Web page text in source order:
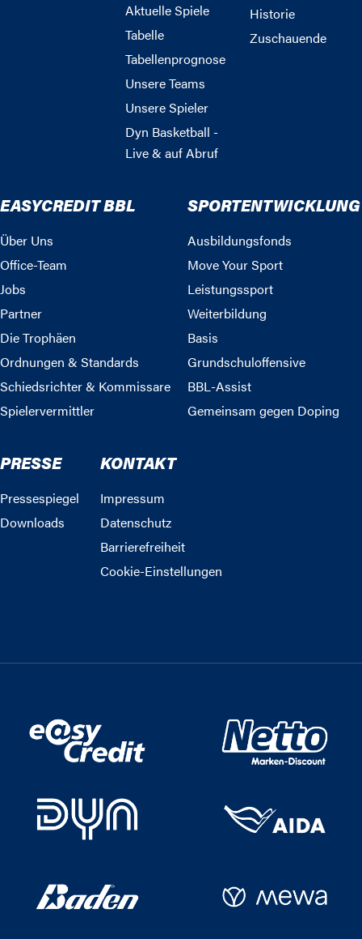
Aktuelle Spiele
Tabelle
Tabellenprognose
Unsere Teams
Unsere Spieler
Dyn Basketball -
Live & auf Abruf
Historie
Zuschauende
EASYCREDIT BBL
Über Uns
Office-Team
Jobs
Partner
Die Trophäen
Ordnungen & Standards
Schiedsrichter & Kommissare
Spielervermittler
SPORTENTWICKLUNG
Ausbildungsfonds
Move Your Sport
Leistungssport
Weiterbildung
Basis
Grundschuloffensive
BBL-Assist
Gemeinsam gegen Doping
PRESSE
Pressespiegel
Downloads
KONTAKT
Impressum
Datenschutz
Barrierefreiheit
Cookie-Einstellungen